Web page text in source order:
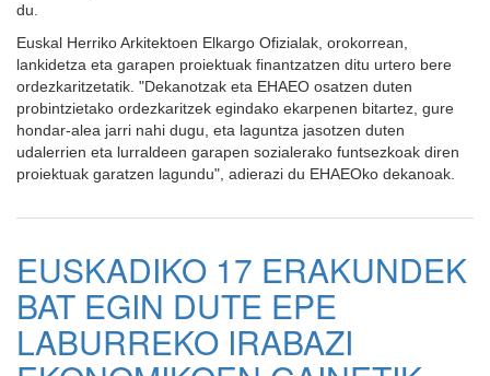
du.
Euskal Herriko Arkitektoen Elkargo Ofizialak, orokorrean,
lankidetza eta garapen proiektuak finantzatzen ditu urtero bere
ordezkaritzetatik. "Dekanotzak eta EHAEO osatzen duten
probintzietako ordezkaritzek egindako ekarpenen bitartez, gure
hondar-alea jarri nahi dugu, eta laguntza jasotzen duten
udalerrien eta lurraldeen garapen sozialerako funtsezkoak diren
proiektuak garatzen lagundu", adierazi du EHAEOko dekanoak.
EUSKADIKO 17 ERAKUNDEK
BAT EGIN DUTE EPE
LABURREKO IRABAZI